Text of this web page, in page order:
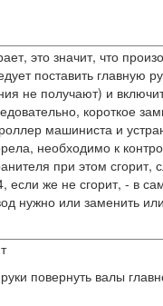
это значит, что
поставить главную
не получают) и
короткое
машиниста и
необходимо к
при этом сгорит,
если же не сгорит, - в
нужно или заменить
повернуть валы